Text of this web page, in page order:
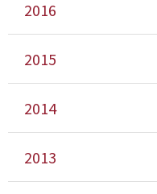
2016
2015
2014
2013